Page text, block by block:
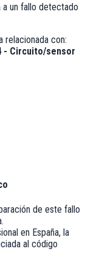
un fallo detectado
relacionada con:
- Circuito/sensor
de este fallo
.
en España, la
al código